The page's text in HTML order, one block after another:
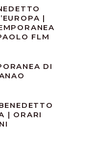
|
FLM
DI
| ORARI